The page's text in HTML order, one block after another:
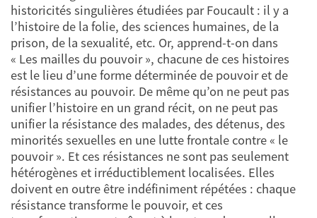
historicités singulières étudiées par Foucault : il y a
l’histoire de la folie, des sciences humaines, de la
prison, de la sexualité, etc. Or, apprend-t-on dans
« Les mailles du pouvoir », chacune de ces histoires
est le lieu d’une forme déterminée de pouvoir et de
résistances au pouvoir. De même qu’on ne peut pas
unifier l’histoire en un grand récit, on ne peut pas
unifier la résistance des malades, des détenus, des
minorités sexuelles en une lutte frontale contre « le
pouvoir ». Et ces résistances ne sont pas seulement
hétérogènes et irréductiblement localisées. Elles
doivent en outre être indéfiniment répétées : chaque
résistance transforme le pouvoir, et ces